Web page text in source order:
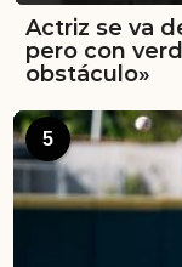
Actriz se va
pero con
obstáculo»
5